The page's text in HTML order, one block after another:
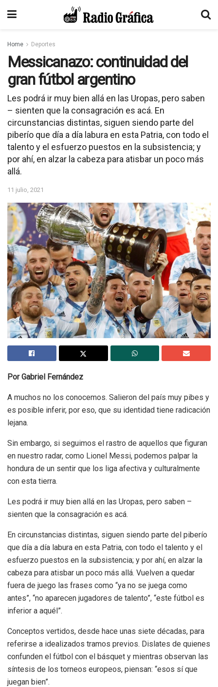
Home Deportes
Messicanazo: continuidad del
gran fútbol argentino
Les podrá ir muy bien allá en las Uropas, pero saben
– sienten que la consagración es acá. En
circunstancias distintas, siguen siendo parte del
piberío que día a día labura en esta Patria, con todo el
talento y el esfuerzo puestos en la subsistencia; y
por ahí, en alzar la cabeza para atisbar un poco más
allá.
11 julio, 2021
Por Gabriel Fernández
A muchos no los conocemos. Salieron del país muy pibes y
es posible inferir, por eso, que su identidad tiene radicación
lejana.
Sin embargo, si seguimos el rastro de aquellos que figuran
en nuestro radar, como Lionel Messi, podemos palpar la
hondura de un sentir que los liga afectiva y culturalmente
con esta tierra.
Les podrá ir muy bien allá en las Uropas, pero saben –
sienten que la consagración es acá.
En circunstancias distintas, siguen siendo parte del piberío
que día a día labura en esta Patria, con todo el talento y el
esfuerzo puestos en la subsistencia; y por ahí, en alzar la
cabeza para atisbar un poco más allá. Vuelven a quedar
fuera de juego las frases como “ya no se juega como
antes”, “no aparecen jugadores de talento”, “este fútbol es
inferior a aquél”.
Conceptos vertidos, desde hace unas siete décadas, para
referirse a idealizados tramos previos. Dislates de quienes
confunden el fútbol con el básquet y mientras observan las
síntesis de los torneos europeos, piensan: “esos sí que
juegan bien”.